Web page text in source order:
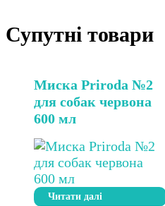
Супутні товари
Миска Priroda №2
для собак червона
600 мл
Читати далі